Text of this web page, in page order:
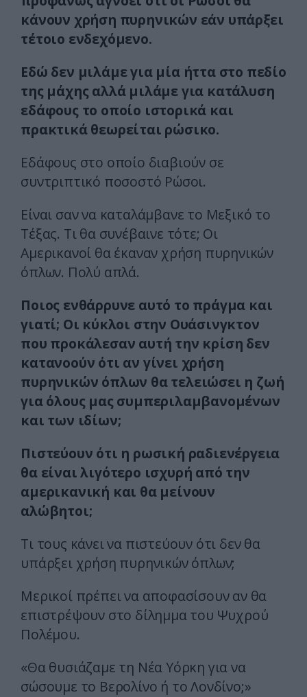
κάνουν χρήση πυρηνικών εάν υπάρξει
τέτοιο ενδεχόμενο.
Εδώ δεν μιλάμε για μία ήττα στο πεδίο
της μάχης αλλά μιλάμε για κατάλυση
εδάφους το οποίο ιστορικά και
πρακτικά θεωρείται ρώσικο.
Εδάφους στο οποίο διαβιούν σε
συντριπτικό ποσοστό Ρώσοι.
Είναι σαν να καταλάμβανε το Μεξικό το
Τέξας. Τι θα συνέβαινε τότε; Οι
Αμερικανοί θα έκαναν χρήση πυρηνικών
όπλων. Πολύ απλά.
Ποιος ενθάρρυνε αυτό το πράγμα και
γιατί; Οι κύκλοι στην Ουάσινγκτον
που προκάλεσαν αυτή την κρίση δεν
κατανοούν ότι αν γίνει χρήση
πυρηνικών όπλων θα τελειώσει η ζωή
για όλους μας συμπεριλαμβανομένων
και των ιδίων;
Πιστεύουν ότι η ρωσική ραδιενέργεια
θα είναι λιγότερο ισχυρή από την
αμερικανική και θα μείνουν
αλώβητοι;
Τι τους κάνει να πιστεύουν ότι δεν θα
υπάρξει χρήση πυρηνικών όπλων;
Μερικοί πρέπει να αποφασίσουν αν θα
επιστρέψουν στο δίλημμα του Ψυχρού
Πολέμου.
«Θα θυσιάζαμε τη Νέα Υόρκη για να
σώσουμε το Βερολίνο ή το Λονδίνο;»